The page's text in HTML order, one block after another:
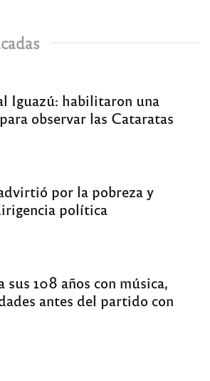
Iguazú: habilitaron una
observar las Cataratas
por la pobreza y
política
108 años con música,
antes del partido con